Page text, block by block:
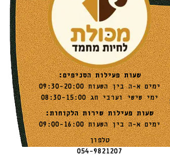
שעות פעילות הסניפים:
ימים א-ה בין השעות 09:30-20:00
ימי שישי וערבי חג 08:30-15:00
שעות פעילות שירות הלקוחות:
ימים א-ה בין השעות 09:00-16:00
טלפון
054-9821207